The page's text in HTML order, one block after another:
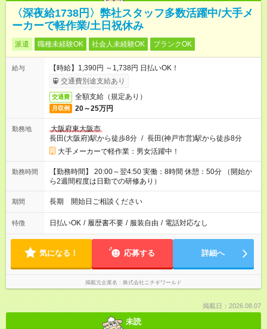
〈深夜給1738円〉弊社スタッフ多数活躍中/大手メ
ーカーで軽作業/土日祝休み
派遣 職種未経験OK 社会人未経験OK ブランクOK
給与
【時給】1,390円 ～1,738円 日払いOK！
交通費別途支給あり
交通費 全額支給（規定あり）
月収例 20～25万円
勤務地
大阪府東大阪市
長田(大阪府)駅から徒歩8分 / 長田(神戸市営)駅から徒歩8分
大手メーカーで軽作業：男女活躍中！
勤務時間
【勤務時間】 20:00～翌4:50 実働：8時間 休憩：50分 （開始か
ら2週間程度は日勤での研修あり）
期間 長期 開始日ご相談ください
特徴 日払いOK / 履歴書不要 / 服装自由 / 電話対応なし
気になる！ 応募する 詳細へ
掲載元企業名 株式会社ニチギワールド
掲載日：2026.08.07
未読